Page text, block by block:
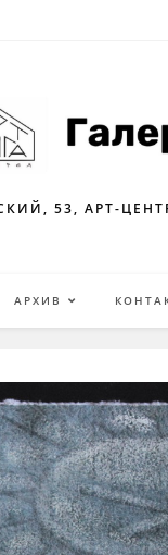
53, АРТ-
АРХИВ